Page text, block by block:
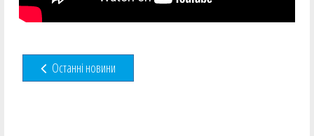
Останні новини